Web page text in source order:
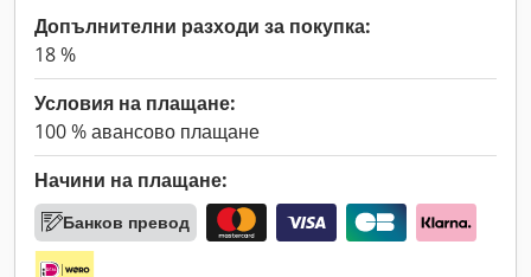
Допълнителни разходи за покупка:
18 %
Условия на плащане:
100 % авансово плащане
Начини на плащане:
Банков превод